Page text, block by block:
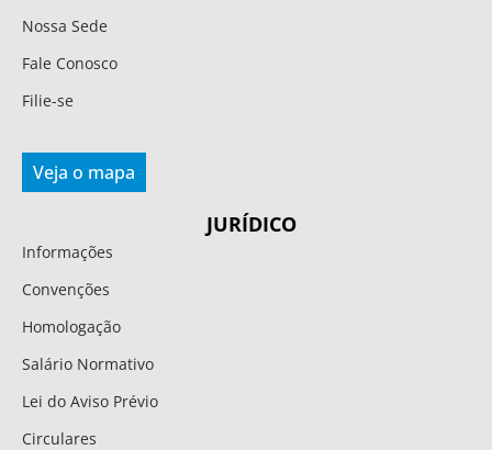
Nossa Sede
Fale Conosco
Filie-se
Veja o mapa
JURÍDICO
Informações
Convenções
Homologação
Salário Normativo
Lei do Aviso Prévio
Circulares